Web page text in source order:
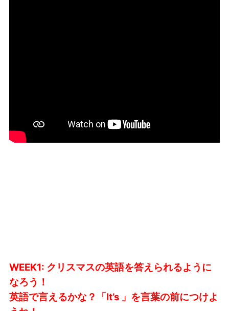
WEEK1: クリスマスの英語を答えられるように
なろう！
英語で言えるかな？「It’s 」を言葉の前につけよ